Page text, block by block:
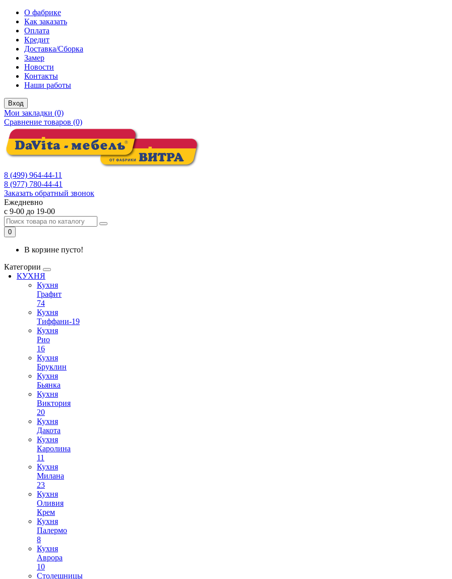
О фабрике
Как заказать
Оплата
Кредит
Доставка/Сборка
Замер
Новости
Контакты
Наши работы
Вход
Мои закладки (0)
Сравнение товаров (0)
8 (499) 964-44-11
8 (977) 780-44-41
Заказать обратный звонок
Ежедневно
с 9-00 до 19-00
0
В корзине пусто!
Категории
КУХНЯ
Кухня
Графит
74
Кухня
Тиффани-19
Кухня
Рио
16
Кухня
Бруклин
Кухня
Бьянка
Кухня
Виктория
20
Кухня
Дакота
Кухня
Каролина
11
Кухня
Милана
23
Кухня
Оливия
Крем
Кухня
Палермо
8
Кухня
Аврора
10
Столешницы